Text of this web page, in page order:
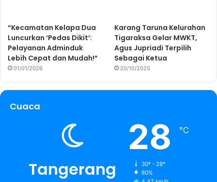
“Kecamatan Kelapa Dua
Luncurkan ‘Pedas Dikit’:
Pelayanan Adminduk
Lebih Cepat dan Mudah!”
01/01/2026
Karang Taruna Kelurahan
Tigaraksa Gelar MWKT,
Agus Jupriadi Terpilih
Sebagai Ketua
20/10/2025
Cuaca
Tangerang
28 ℃
30º - 28º
80%